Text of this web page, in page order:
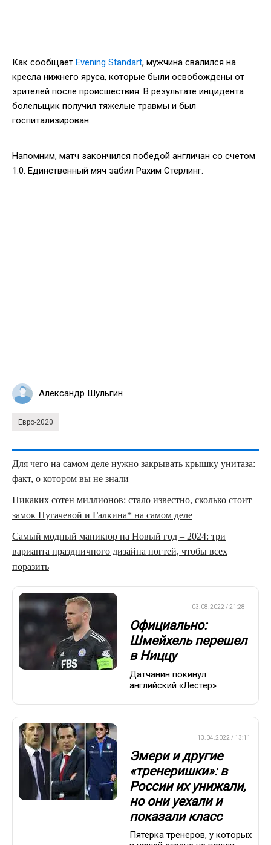
Как сообщает Evening Standart, мужчина свалился на
кресла нижнего яруса, которые были освобождены от
зрителей после происшествия. В результате инцидента
болельщик получил тяжелые травмы и был
госпитализирован.
Напомним, матч закончился победой англичан со счетом
1:0. Единственный мяч забил Рахим Стерлинг.
Александр Шульгин
Евро-2020
Для чего на самом деле нужно закрывать крышку унитаза:
факт, о котором вы не знали
Никаких сотен миллионов: стало известно, сколько стоит
замок Пугачевой и Галкина* на самом деле
Самый модный маникюр на Новый год – 2024: три
варианта праздничного дизайна ногтей, чтобы всех
поразить
03.08.2022 / 21:28
Официально:
Шмейхель перешел
в Ниццу
Датчанин покинул
английский «Лестер»
13.04.2022 / 13:11
Эмери и другие
«тренеришки»: в
России их унижали,
но они уехали и
показали класс
Пятерка тренеров, у которых